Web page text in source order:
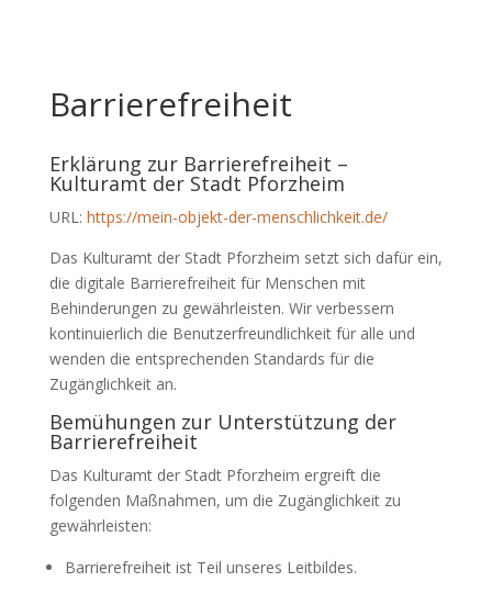
Barrierefreiheit
Erklärung zur Barrierefreiheit –
Kulturamt der Stadt Pforzheim
URL: https://mein-objekt-der-menschlichkeit.de/
Das Kulturamt der Stadt Pforzheim setzt sich dafür ein,
die digitale Barrierefreiheit für Menschen mit
Behinderungen zu gewährleisten. Wir verbessern
kontinuierlich die Benutzerfreundlichkeit für alle und
wenden die entsprechenden Standards für die
Zugänglichkeit an.
Bemühungen zur Unterstützung der
Barrierefreiheit
Das Kulturamt der Stadt Pforzheim ergreift die
folgenden Maßnahmen, um die Zugänglichkeit zu
gewährleisten:
Barrierefreiheit ist Teil unseres Leitbildes.